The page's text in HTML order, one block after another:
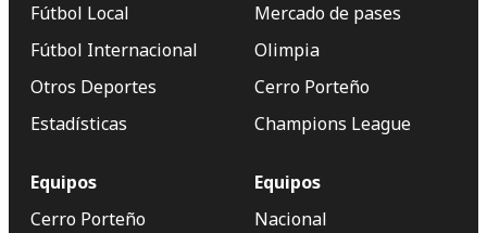
Fútbol Local
Fútbol Internacional
Otros Deportes
Estadísticas
Mercado de pases
Olimpia
Cerro Porteño
Champions League
Equipos
Cerro Porteño
Equipos
Nacional